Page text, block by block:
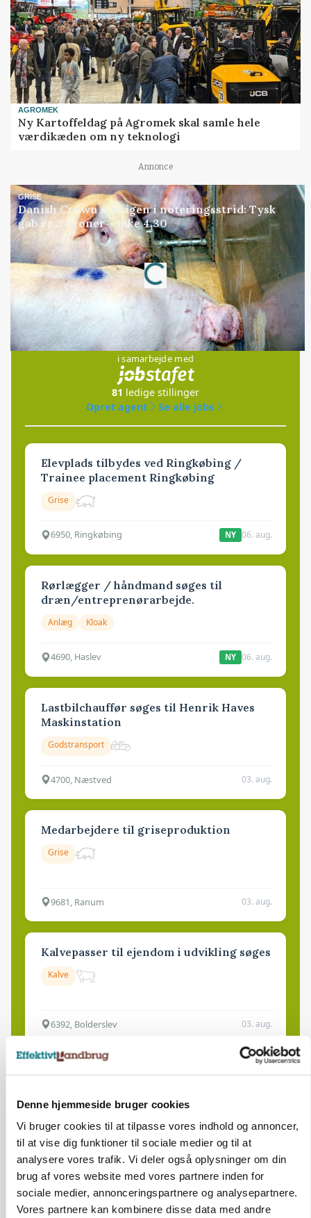
Denne hjemmeside bruger cookies
Vi bruger cookies til at tilpasse vores indhold og annoncer,
til at vise dig funktioner til sociale medier og til at
analysere vores trafik. Vi deler også oplysninger om din
brug af vores website med vores partnere inden for
sociale medier, annonceringspartnere og analysepartnere.
Vores partnere kan kombinere disse data med andre
AGROMEK
Ny Kartoffeldag på Agromek skal samle hele
værdikæden om ny teknologi
Annonce
GRISE
Danish Crown slår igen i noteringsstrid: Tysk
gab er 3 kroner – ikke 4,30
Annonce
Loading...
Jobs
i samarbejde med
81 ledige stillinger
Opret agent
Se alle jobs
Elevplads tilbydes ved Ringkøbing /
Trainee placement Ringkøbing
Grise
6950, Ringkøbing NY 06. aug.
Rørlægger / håndmand søges til
dræn/entreprenørarbejde.
Anlæg Kloak
4690, Haslev NY 06. aug.
Lastbilchauffør søges til Henrik Haves
Maskinstation
Godstransport
4700, Næstved 03. aug.
Medarbejdere til griseproduktion
Grise
9681, Ranum 03. aug.
Kalvepasser til ejendom i udvikling søges
Kalve
6392, Bolderslev 03. aug.
Leder til klimastald
9670, Løgstør 03. aug.